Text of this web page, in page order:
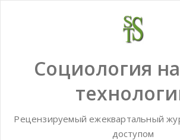
Социология
Рецензируемый ежеквартальный
доступом